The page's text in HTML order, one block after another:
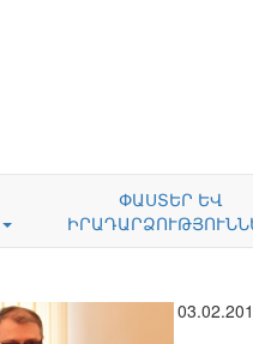
ՓԱՍՏԵՐ ԵՎ